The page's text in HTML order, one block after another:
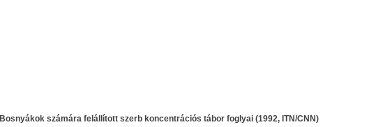
Bosnyákok számára felállított szerb koncentrációs tábor foglyai (1992, ITN/CNN)